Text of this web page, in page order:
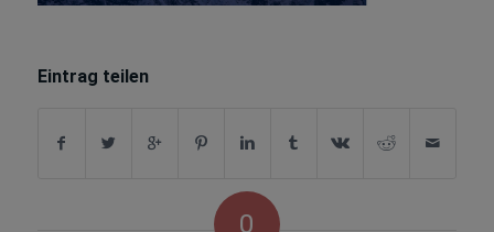
Eintrag teilen
0